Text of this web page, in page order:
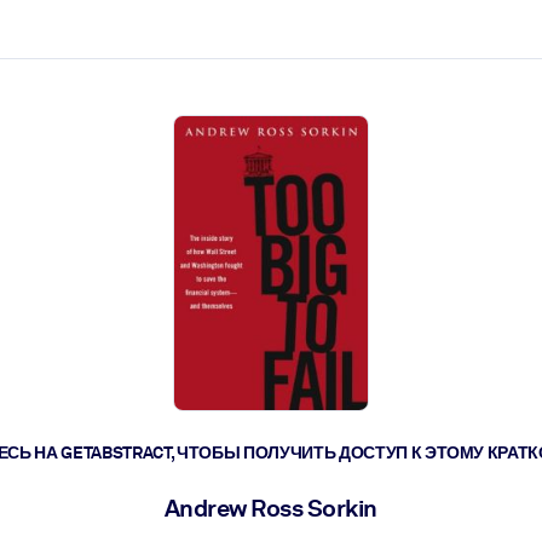
НА GETABSTRACT, ЧТОБЫ ПОЛУЧИТЬ ДОСТУП К ЭТОМУ
Andrew Ross Sorkin